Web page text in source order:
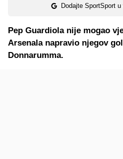
Dodajte SportSport
Pep Guardiola nije mogao
Arsenala napravio njegov
Donnarumma.